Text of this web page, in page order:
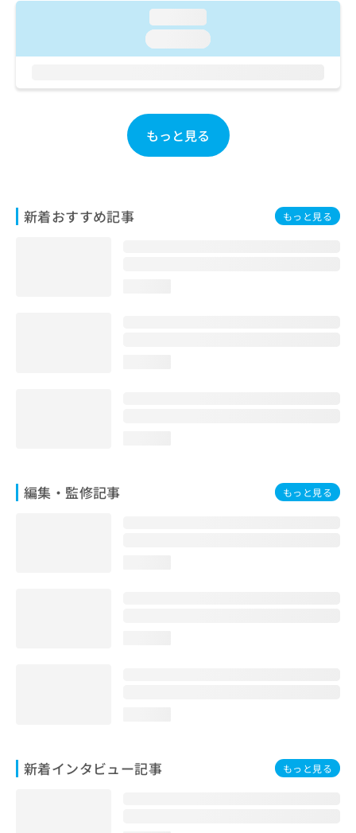
もっと見る
新着おすすめ記事 もっと見る
編集・監修記事 もっと見る
新着インタビュー記事 もっと見る
合
せ